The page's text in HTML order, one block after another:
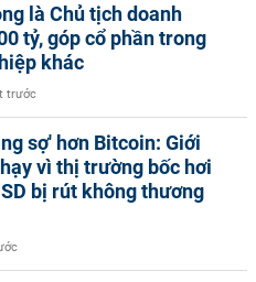
là Chủ tịch doanh
tỷ, góp cổ phần trong
khác
trước
sợ' hơn Bitcoin: Giới
vì thị trường bốc hơi
bị rút không thương